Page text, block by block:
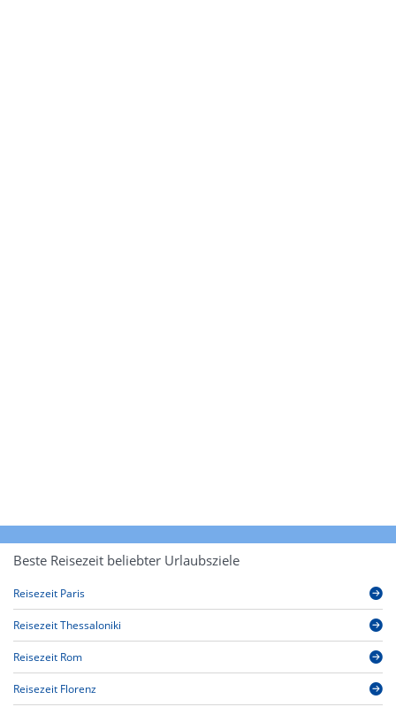
Beste Reisezeit beliebter Urlaubsziele
Reisezeit Paris
Reisezeit Thessaloniki
Reisezeit Rom
Reisezeit Florenz